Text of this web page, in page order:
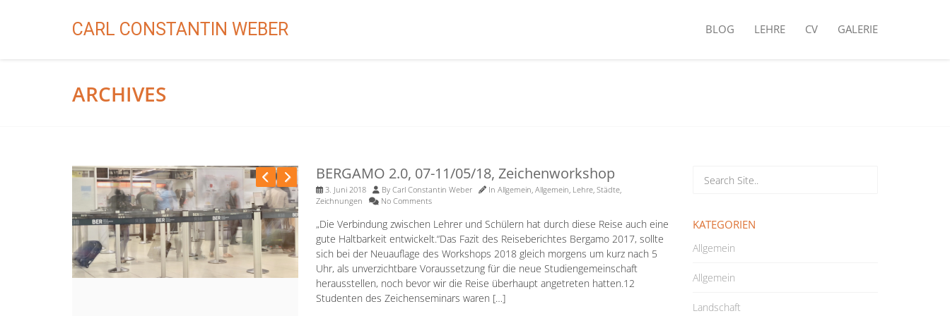
CARL CONSTANTIN WEBER BLOG LEHRE CV GALERIE
ARCHIVES
Previous
Next
BERGAMO 2.0, 07-11/05/18, Zeichenworkshop
3. Juni 2018 By Carl Constantin Weber In Allgemein, Allgemein, Lehre, Städte,
Zeichnungen
No Comments
„Die Verbindung zwischen Lehrer und Schülern hat durch diese Reise auch eine
gute Haltbarkeit entwickelt.“Das Fazit des Reiseberichtes Bergamo 2017, sollte
sich bei der Neuauflage des Workshops 2018 gleich morgens um kurz nach 5
Uhr, als unverzichtbare Voraussetzung für die neue Studiengemeinschaft
herausstellen, noch bevor wir die Reise überhaupt angetreten hatten.12
Studenten des Zeichenseminars waren […]
KATEGORIEN
Allgemein
Allgemein
Landschaft